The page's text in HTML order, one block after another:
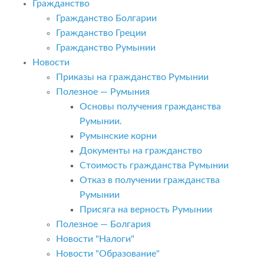
Гражданство
Гражданство Болгарии
Гражданство Греции
Гражданство Румынии
Новости
Приказы на гражданство Румынии
Полезное — Румыния
Основы получения гражданства
Румынии.
Румынские корни
Документы на гражданство
Стоимость гражданства Румынии
Отказ в получении гражданства
Румынии
Присяга на верность Румынии
Полезное — Болгария
Новости "Налоги"
Новости "Образование"